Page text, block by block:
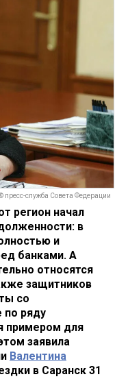
пресс-служба Совета Федерации
регион начал
в
и
банками. А
относятся
защитников
со
по ряду
примером для
заявила
Валентина
в Саранск 31